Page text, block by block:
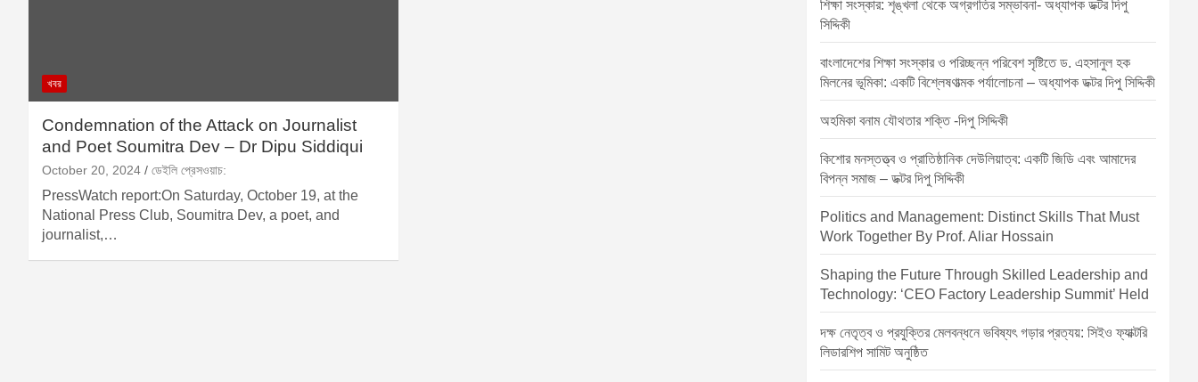
খবর
Condemnation of the Attack on Journalist
and Poet Soumitra Dev – Dr Dipu Siddiqui
October 20, 2024 ডেইলি প্রেসওয়াচ:
PressWatch report:On Saturday, October 19, at the
National Press Club, Soumitra Dev, a poet, and
journalist,…
শিক্ষা সংস্কার: শৃঙ্খলা থেকে অগ্রগতির সম্ভাবনা- অধ্যাপক ডক্টর দিপু
সিদ্দিকী
বাংলাদেশের শিক্ষা সংস্কার ও পরিচ্ছন্ন পরিবেশ সৃষ্টিতে ড. এহসানুল হক
মিলনের ভূমিকা: একটি বিশ্লেষণাত্মক পর্যালোচনা – অধ্যাপক ডক্টর দিপু সিদ্দিকী
অহমিকা বনাম যৌথতার শক্তি -দিপু সিদ্দিকী
কিশোর মনস্তত্ত্ব ও প্রাতিষ্ঠানিক দেউলিয়াত্ব: একটি জিডি এবং আমাদের
বিপন্ন সমাজ – ডক্টর দিপু সিদ্দিকী
Politics and Management: Distinct Skills That Must
Work Together By Prof. Aliar Hossain
Shaping the Future Through Skilled Leadership and
Technology: ‘CEO Factory Leadership Summit’ Held
দক্ষ নেতৃত্ব ও প্রযুক্তির মেলবন্ধনে ভবিষ্যৎ গড়ার প্রত্যয়: সিইও ফ্যাক্টরি
লিডারশিপ সামিট অনুষ্ঠিত